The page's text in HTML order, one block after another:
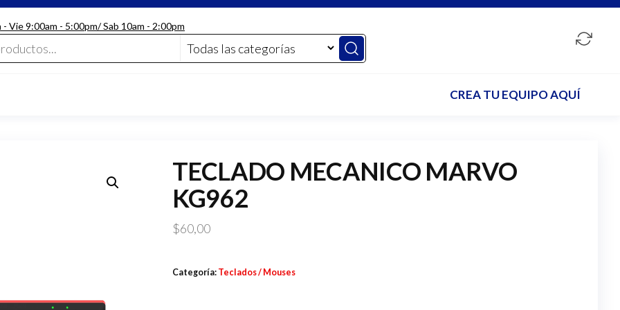
Vie 9:00am - 5:00pm/ Sab 10am - 2:00pm
CREA TU EQUIPO AQUÍ
TECLADO MECANICO MARVO
KG962
$60,00
Categoría: Teclados / Mouses